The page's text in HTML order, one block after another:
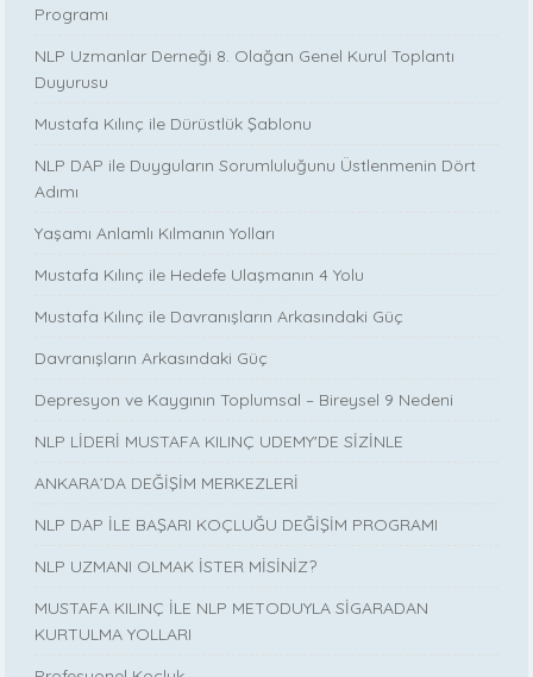
Programı
NLP Uzmanlar Derneği 8. Olağan Genel Kurul Toplantı
Duyurusu
Mustafa Kılınç ile Dürüstlük Şablonu
NLP DAP ile Duyguların Sorumluluğunu Üstlenmenin Dört
Adımı
Yaşamı Anlamlı Kılmanın Yolları
Mustafa Kılınç ile Hedefe Ulaşmanın 4 Yolu
Mustafa Kılınç ile Davranışların Arkasındaki Güç
Davranışların Arkasındaki Güç
Depresyon ve Kaygının Toplumsal – Bireysel 9 Nedeni
NLP LİDERİ MUSTAFA KILINÇ UDEMY'DE SİZİNLE
ANKARA’DA DEĞİŞİM MERKEZLERİ
NLP DAP İLE BAŞARI KOÇLUĞU DEĞİŞİM PROGRAMI
NLP UZMANI OLMAK İSTER MİSİNİZ?
MUSTAFA KILINÇ İLE NLP METODUYLA SİGARADAN
KURTULMA YOLLARI